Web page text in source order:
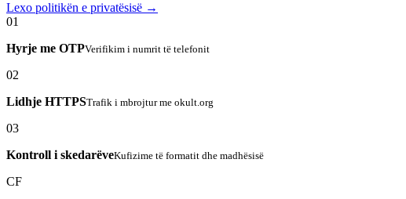
Lexo politikën e privatësisë →
01
Hyrje me OTPVerifikim i numrit të telefonit
02
Lidhje HTTPSTrafik i mbrojtur me okult.org
03
Kontroll i skedarëveKufizime të formatit dhe madhësisë
CF